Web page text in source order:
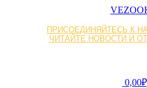
ПРИСОЕДИНЯЙТЕСЬ К
ЧИТАЙТЕ НОВОСТИ И
0,00₽